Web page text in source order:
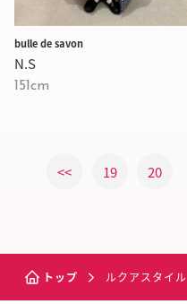
bulle de savon
N.S
151cm
<< 19 20
トップ ルクアスタイル